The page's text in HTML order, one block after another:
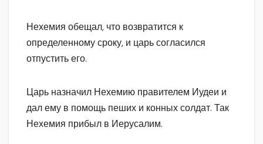
Нехемия обещал, что возвратится к
определенному сроку, и царь согласился
отпустить его.
Царь назначил Нехемию правителем Иудеи и
дал ему в помощь пеших и конных солдат. Так
Нехемия прибыл в Иерусалим.